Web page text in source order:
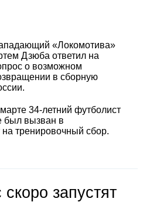
«Локомотива»
Дзюба ответил на
о возможном
в сборную
34-летний футболист
был вызван в
тренировочный сбор.
запустят